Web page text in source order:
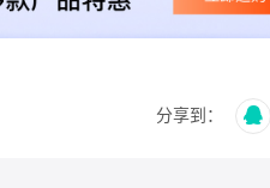
分享到：